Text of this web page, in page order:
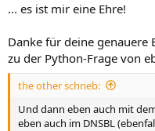
... es ist mir eine Ehre!
Danke für deine genauere
zu der Python-Frage von
the other schrieb:
Und dann eben auch mit
eben auch im DNSBL